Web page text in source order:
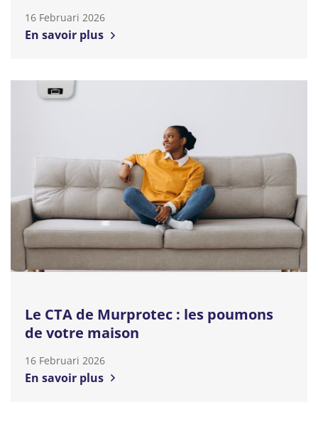
16 Februari 2026
En savoir plus
Le CTA de Murprotec : les poumons
de votre maison
16 Februari 2026
En savoir plus